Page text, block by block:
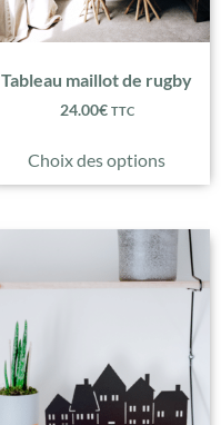
Tableau maillot de rugby
24.00€ TTC
Choix des options